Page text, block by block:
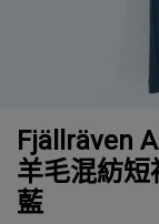
Fjällräven
羊毛混紡短
藍